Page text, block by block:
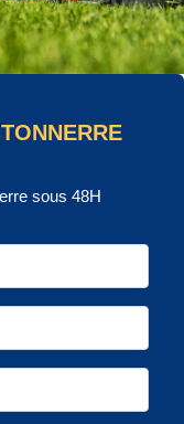
sous 48H